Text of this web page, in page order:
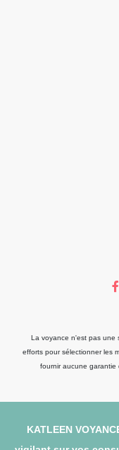
La voyance n'est pas une
efforts pour sélectionner les
fournir aucune garantie
KATLEEN